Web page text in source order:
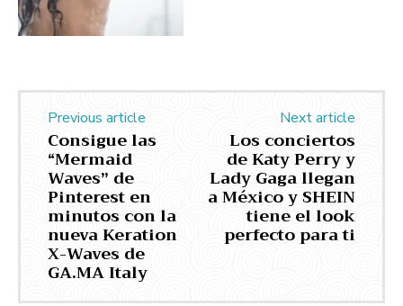
Previous article
Consigue las
“Mermaid
Waves” de
Pinterest en
minutos con la
nueva Keration
X-Waves de
GA.MA Italy
Next article
Los conciertos
de Katy Perry y
Lady Gaga llegan
a México y SHEIN
tiene el look
perfecto para ti